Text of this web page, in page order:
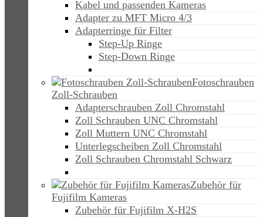
Kabel und passenden Kameras
Adapter zu MFT Micro 4/3
Adapterringe für Filter
Step-Up Ringe
Step-Down Ringe
Fotoschrauben
Zoll-Schrauben
Adapterschrauben Zoll Chromstahl
Zoll Schrauben UNC Chromstahl
Zoll Muttern UNC Chromstahl
Unterlegscheiben Zoll Chromstahl
Zoll Schrauben Chromstahl Schwarz
Zubehör für
Fujifilm Kameras
Zubehör für Fujifilm X-H2S